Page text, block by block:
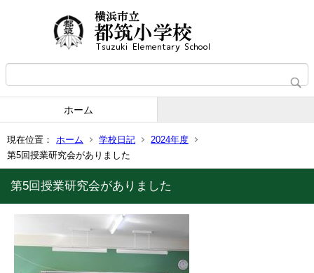
ホーム
現在位置： ホーム 学校日記
2024年度
第5回授業研究会がありました
第5回授業研究会がありました